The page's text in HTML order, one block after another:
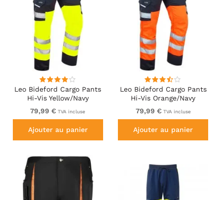
Leo Bideford Cargo Pants
Hi-Vis Yellow/Navy
79,99 € TVA incluse
Ajouter au panier
Leo Bideford Cargo Pants
Hi-Vis Orange/Navy
79,99 € TVA incluse
Ajouter au panier